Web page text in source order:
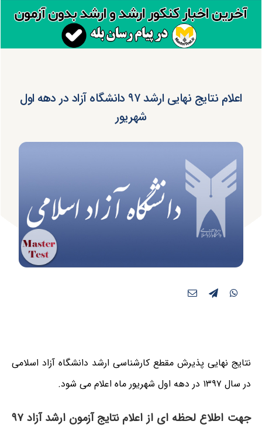
اعلام نتایج نهایی ارشد ۹۷ دانشگاه آزاد در دهه اول
شهریور
نتایج نهایی پذیرش مقطع کارشناسی ارشد دانشگاه آزاد اسلامی
در سال ۱۳۹۷ در دهه اول شهریور ماه اعلام می شود.
جهت اطلاع لحظه ای از اعلام نتایج آزمون ارشد آزاد ۹۷